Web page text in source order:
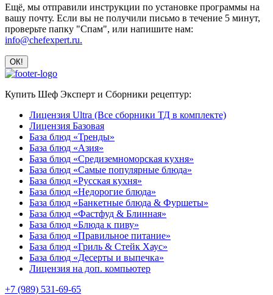
Ещё, мы отправили инструкции по установке программы на
вашу почту. Если вы не получили письмо в течение 5 минут,
проверьте папку "Спам", или напишите нам:
info@chefexpert.ru.
Купить Шеф Эксперт и Сборники рецептур:
Лицензия Ultra (Все сборники ТД в комплекте)
Лицензия Базовая
База блюд «Тренды»
База блюд «Азия»
База блюд «Средиземноморская кухня»
База блюд «Самые популярные блюда»
База блюд «Русская кухня»
База блюд «Недорогие блюда»
База блюд «Банкетные блюда & Фуршеты»
База блюд «Фастфуд & Блинная»
База блюд «Блюда к пиву»
База блюд «Правильное питание»
База блюд «Гриль & Стейк Хаус»
База блюд «Десерты и выпечка»
Лицензия на доп. компьютер
+7 (989) 531-69-65